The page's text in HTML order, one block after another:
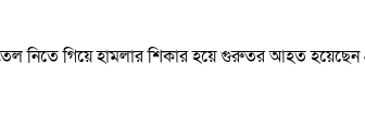
নিতে গিয়ে হামলার শিকার হয়ে গুরুতর আহত